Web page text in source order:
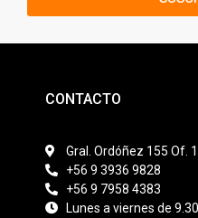
CONTACTO
Gral. Ordóñez 155 Of.
+56 9 3936 9828
+56 9 7958 4383
Lunes a viernes de